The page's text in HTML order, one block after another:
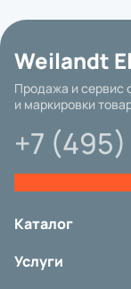
Бренд
Интерфейс
Гарантия
Другие
Категория
Вид принтера
Разрешение, dpi
Weilandt
Продажа и сервис
и маркировки
+7
Каталог
Сканеры штрих-
Услуги